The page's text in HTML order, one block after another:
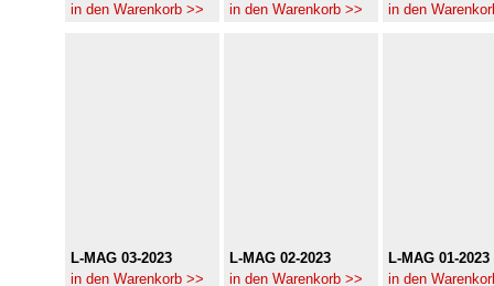
in den Warenkorb >>
in den Warenkorb >>
in den
L-MAG 03-2023
in den Warenkorb >>
L-MAG 02-2023
in den Warenkorb >>
L-MAG 01-2023
in den